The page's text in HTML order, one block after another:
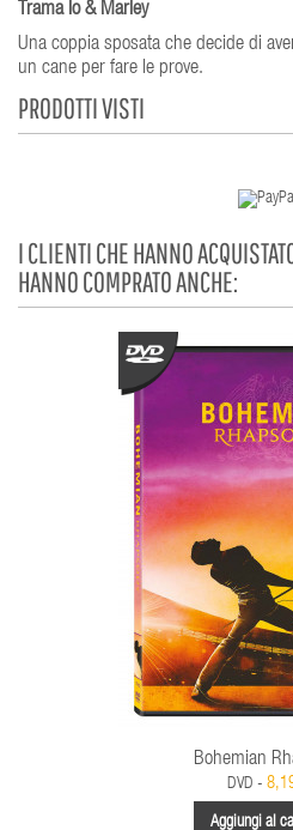
Trama Io & Marley
Una coppia sposata che decide di
un cane per fare le prove.
PRODOTTI VISTI
I CLIENTI CHE HANNO
HANNO COMPRATO ANCHE:
Bohemian
DVD -
Aggiungi al